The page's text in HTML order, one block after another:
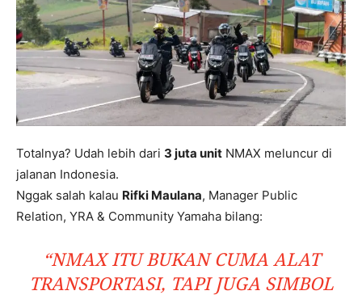
Totalnya? Udah lebih dari 3 juta unit NMAX meluncur di
jalanan Indonesia.
Nggak salah kalau Rifki Maulana, Manager Public
Relation, YRA & Community Yamaha bilang:
“NMAX ITU BUKAN CUMA ALAT
TRANSPORTASI, TAPI JUGA SIMBOL